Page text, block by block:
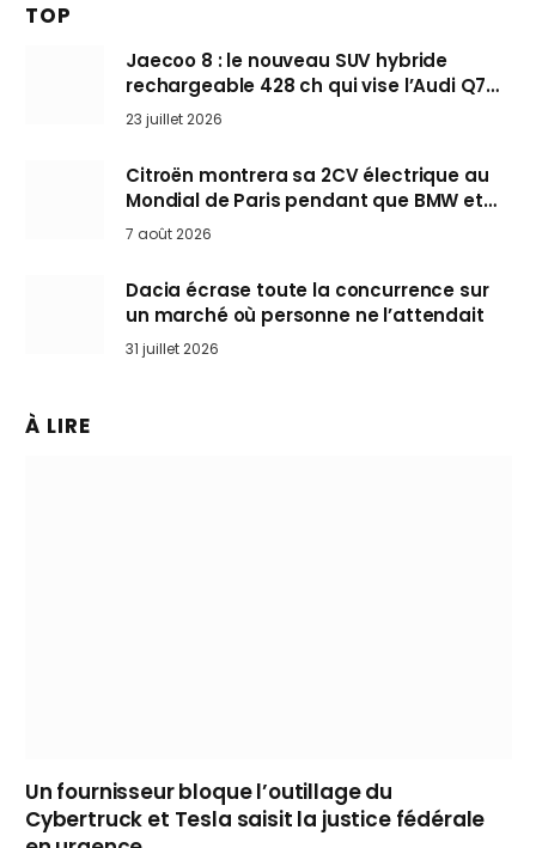
TOP
Jaecoo 8 : le nouveau SUV hybride
rechargeable 428 ch qui vise l’Audi Q7
arrive en Europe cet automne
23 juillet 2026
Citroën montrera sa 2CV électrique au
Mondial de Paris pendant que BMW et
Mini désertent le salon
7 août 2026
Dacia écrase toute la concurrence sur
un marché où personne ne l’attendait
31 juillet 2026
À LIRE
Un fournisseur bloque l’outillage du
Cybertruck et Tesla saisit la justice fédérale